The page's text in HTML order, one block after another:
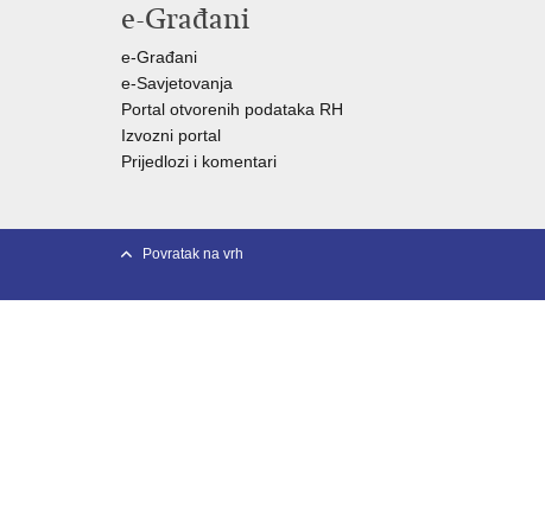
e-Građani
e-Građani
e-Savjetovanja
Portal otvorenih podataka RH
Izvozni portal
Prijedlozi i komentari
Povratak na vrh